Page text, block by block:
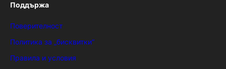
Поддържа
Поверителност
Политика за „бисквитки“
Правила и условия